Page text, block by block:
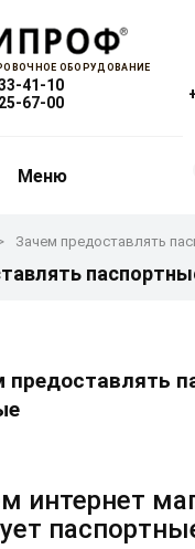
ОБОРУДОВАНИЕ
41-10
67-00
Меню
Зачем предоставлять
предоставлять
интернет